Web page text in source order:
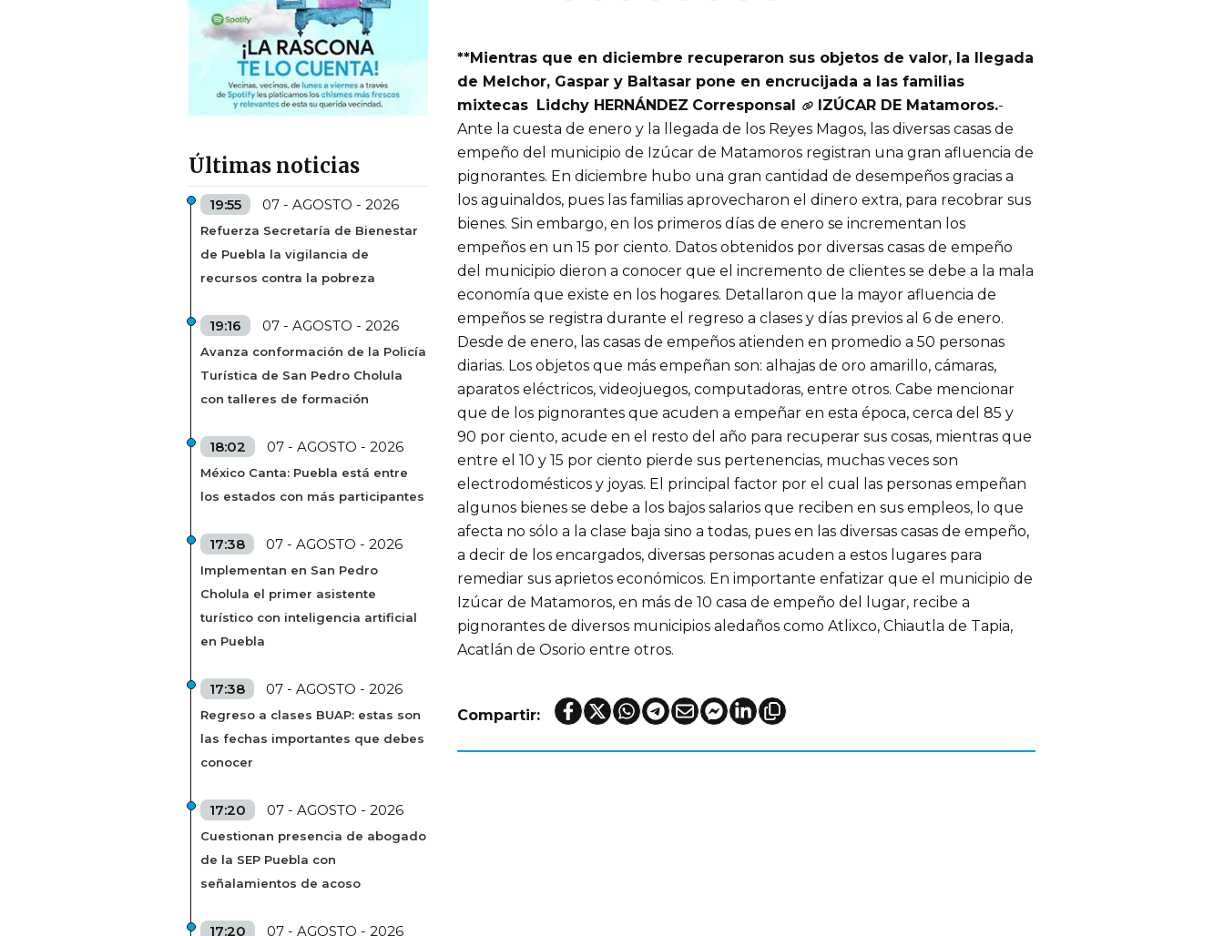
Últimas noticias
19:55 07 - AGOSTO - 2026
Refuerza Secretaría de Bienestar
de Puebla la vigilancia de
recursos contra la pobreza
19:16 07 - AGOSTO - 2026
Avanza conformación de la Policía
Turística de San Pedro Cholula
con talleres de formación
18:02 07 - AGOSTO - 2026
México Canta: Puebla está entre
los estados con más participantes
17:38 07 - AGOSTO - 2026
Implementan en San Pedro
Cholula el primer asistente
turístico con inteligencia artificial
en Puebla
17:38 07 - AGOSTO - 2026
Regreso a clases BUAP: estas son
las fechas importantes que debes
conocer
17:20 07 - AGOSTO - 2026
Cuestionan presencia de abogado
de la SEP Puebla con
señalamientos de acoso
17:20 07 - AGOSTO - 2026
**Mientras que en diciembre recuperaron sus objetos de valor, la llegada
de Melchor, Gaspar y Baltasar pone en encrucijada a las familias
mixtecas Lidchy HERNÁNDEZ Corresponsal IZÚCAR DE Matamoros.-
Ante la cuesta de enero y la llegada de los Reyes Magos, las diversas casas de
empeño del municipio de Izúcar de Matamoros registran una gran afluencia de
pignorantes. En diciembre hubo una gran cantidad de desempeños gracias a
los aguinaldos, pues las familias aprovecharon el dinero extra, para recobrar sus
bienes. Sin embargo, en los primeros días de enero se incrementan los
empeños en un 15 por ciento. Datos obtenidos por diversas casas de empeño
del municipio dieron a conocer que el incremento de clientes se debe a la mala
economía que existe en los hogares. Detallaron que la mayor afluencia de
empeños se registra durante el regreso a clases y días previos al 6 de enero.
Desde de enero, las casas de empeños atienden en promedio a 50 personas
diarias. Los objetos que más empeñan son: alhajas de oro amarillo, cámaras,
aparatos eléctricos, videojuegos, computadoras, entre otros. Cabe mencionar
que de los pignorantes que acuden a empeñar en esta época, cerca del 85 y
90 por ciento, acude en el resto del año para recuperar sus cosas, mientras que
entre el 10 y 15 por ciento pierde sus pertenencias, muchas veces son
electrodomésticos y joyas. El principal factor por el cual las personas empeñan
algunos bienes se debe a los bajos salarios que reciben en sus empleos, lo que
afecta no sólo a la clase baja sino a todas, pues en las diversas casas de empeño,
a decir de los encargados, diversas personas acuden a estos lugares para
remediar sus aprietos económicos. En importante enfatizar que el municipio de
Izúcar de Matamoros, en más de 10 casa de empeño del lugar, recibe a
pignorantes de diversos municipios aledaños como Atlixco, Chiautla de Tapia,
Acatlán de Osorio entre otros.
Compartir: